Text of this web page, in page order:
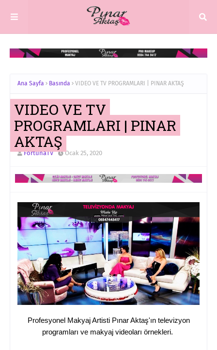
Ana Sayfa Basında VIDEO VE TV PROGRAMLARI | PINAR AKTAŞ
VIDEO VE TV
PROGRAMLARI | PINAR
AKTAŞ
FortunaTV Ocak 25, 2020
Profesyonel Makyaj Artisti Pınar Aktaş'ın televizyon
programları ve makyaj videoları örnekleri.